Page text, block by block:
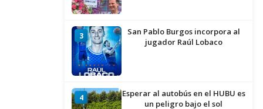
3
San Pablo Burgos incorpora al
jugador Raúl Lobaco
4
Esperar al autobús en el HUBU es
un peligro bajo el sol